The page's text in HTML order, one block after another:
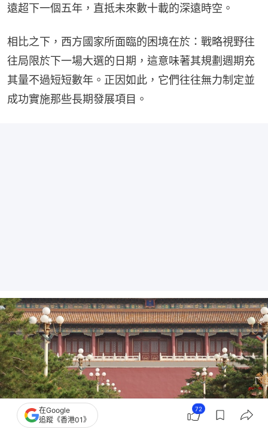
遠超下一個五年，直抵未來數十載的深遠時空。
相比之下，西方國家所面臨的困境在於：戰略視野往
往局限於下一場大選的日期，這意味著其規劃週期充
其量不過短短數年。正因如此，它們往往無力制定並
成功實施那些長期發展項目。
在Google
追蹤《香港01》
72